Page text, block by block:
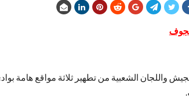
واللجان الشعبية من تطهير ثلاثة مواقع هامة